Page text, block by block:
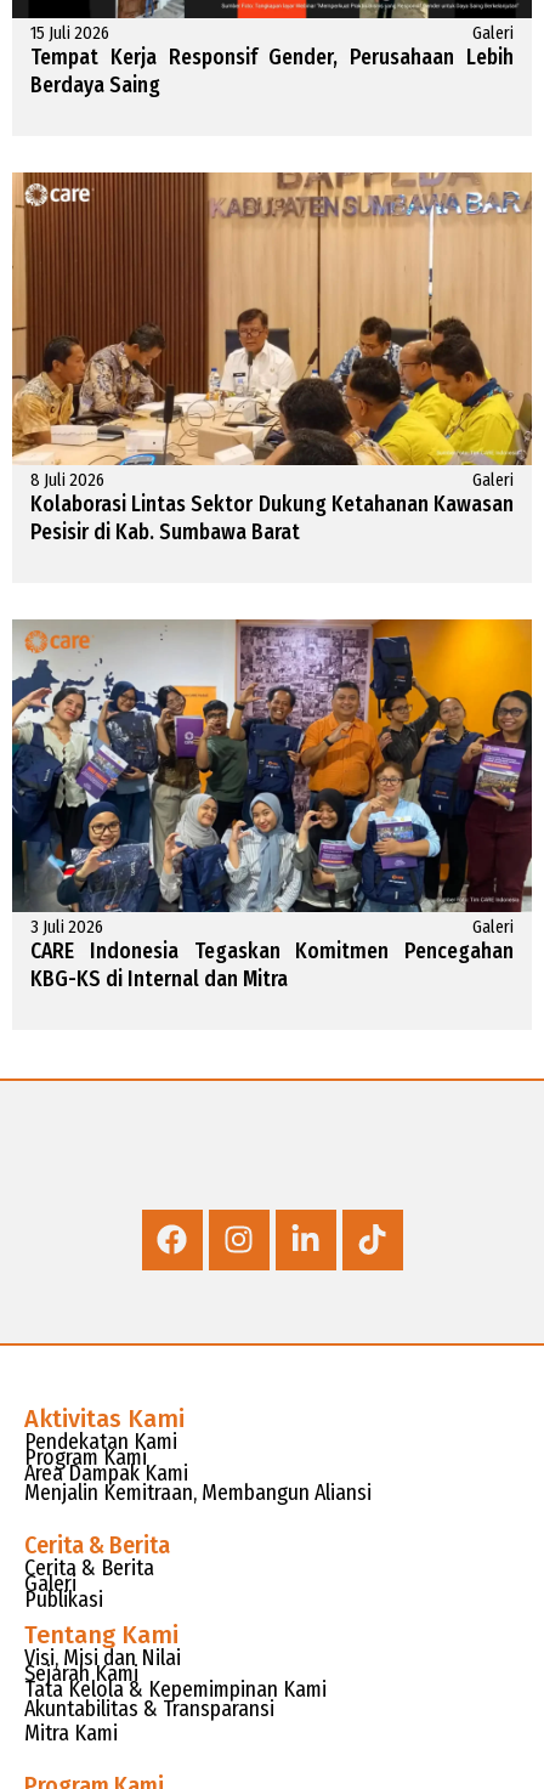
15 Juli 2026 Galeri
Tempat Kerja Responsif Gender, Perusahaan Lebih
Berdaya Saing
8 Juli 2026 Galeri
Kolaborasi Lintas Sektor Dukung Ketahanan Kawasan
Pesisir di Kab. Sumbawa Barat
3 Juli 2026 Galeri
CARE Indonesia Tegaskan Komitmen Pencegahan
KBG-KS di Internal dan Mitra
Aktivitas Kami
Pendekatan Kami
Program Kami
Area Dampak Kami
Menjalin Kemitraan, Membangun Aliansi
Cerita & Berita
Cerita & Berita
Galeri
Publikasi
Tentang Kami
Visi, Misi dan Nilai
Sejarah Kami
Tata Kelola & Kepemimpinan Kami
Akuntabilitas & Transparansi
Mitra Kami